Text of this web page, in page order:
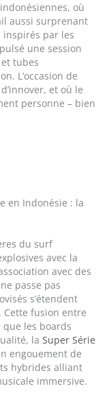
où
aussi surprenant
inspirés par les
une session
tubes
L’occasion de
et où le
personne – bien
en Indonésie : la
du surf
avec la
avec des
ne passe pas
s’étendent
fusion entre
les boards
la Super Série
engouement de
hybrides alliant
immersive.